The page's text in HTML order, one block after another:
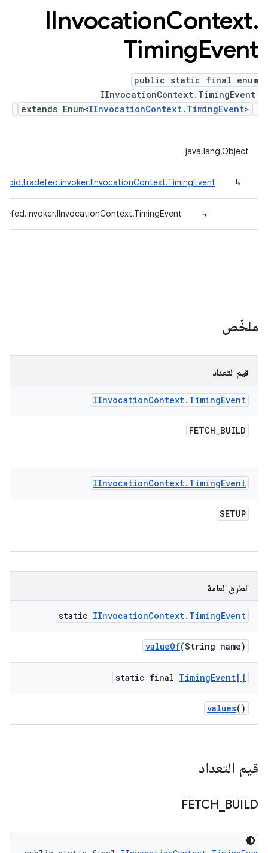
IInvocationContext.
TimingEvent
public static final enum
IInvocationContext.TimingEvent
extends Enum<IInvocationContext.TimingEvent>
java.lang.Object
↳
↳
ملخّص
قيم التعداد
IInvocationContext. TimingEvent
FETCH_BUILD
IInvocationContext. TimingEvent
SETUP
الطرق العامة
static IInvocationContext. TimingEvent
valueOf(String name)
static final TimingEvent[]
values()
قيم التعداد
FETCH BUILD